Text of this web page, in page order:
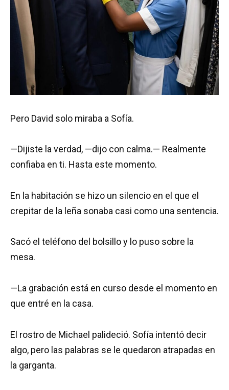
Pero David solo miraba a Sofía.
—Dijiste la verdad, —dijo con calma.— Realmente
confiaba en ti. Hasta este momento.
En la habitación se hizo un silencio en el que el
crepitar de la leña sonaba casi como una sentencia.
Sacó el teléfono del bolsillo y lo puso sobre la
mesa.
—La grabación está en curso desde el momento en
que entré en la casa.
El rostro de Michael palideció. Sofía intentó decir
algo, pero las palabras se le quedaron atrapadas en
la garganta.